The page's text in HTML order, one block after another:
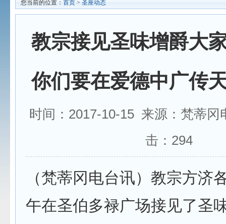
您当前的位置： 首页 > 圣座动态
教宗接见圣味增爵大
你们要在爱德中广传
时间：2017-10-15 来源：梵蒂
击： 294
（梵蒂冈电台讯）教宗方济
午在圣伯多禄广场接见了圣